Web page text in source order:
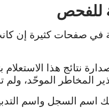
للفحص
في صفحات كثيرة
اسم السجل واسم